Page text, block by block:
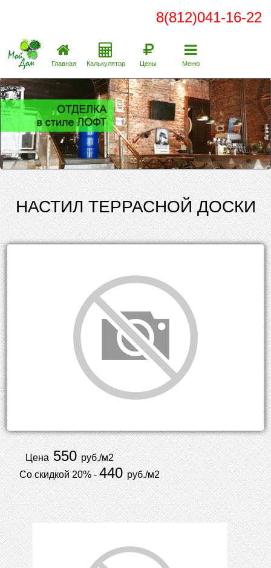
8(812)041-16-22
Главная Калькулятор Цены Меню
НАСТИЛ ТЕРРАСНОЙ ДОСКИ
Цена550руб./м2
Со скидкой 20% -440руб./м2